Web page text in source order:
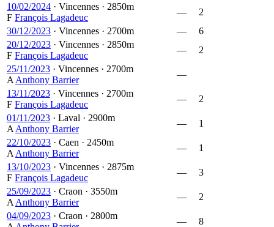
10/02/2024 · Vincennes · 2850m
F François Lagadeuc
—
2
30/12/2023 · Vincennes · 2700m —
6
20/12/2023 · Vincennes · 2850m
F François Lagadeuc
—
2
25/11/2023 · Vincennes · 2700m
A Anthony Barrier
—
13/11/2023 · Vincennes · 2700m
F François Lagadeuc
—
2
01/11/2023 · Laval · 2900m
A Anthony Barrier
—
1
22/10/2023 · Caen · 2450m
A Anthony Barrier
—
1
13/10/2023 · Vincennes · 2875m
F François Lagadeuc
—
3
25/09/2023 · Craon · 3550m
A Anthony Barrier
—
2
04/09/2023 · Craon · 2800m
—
8